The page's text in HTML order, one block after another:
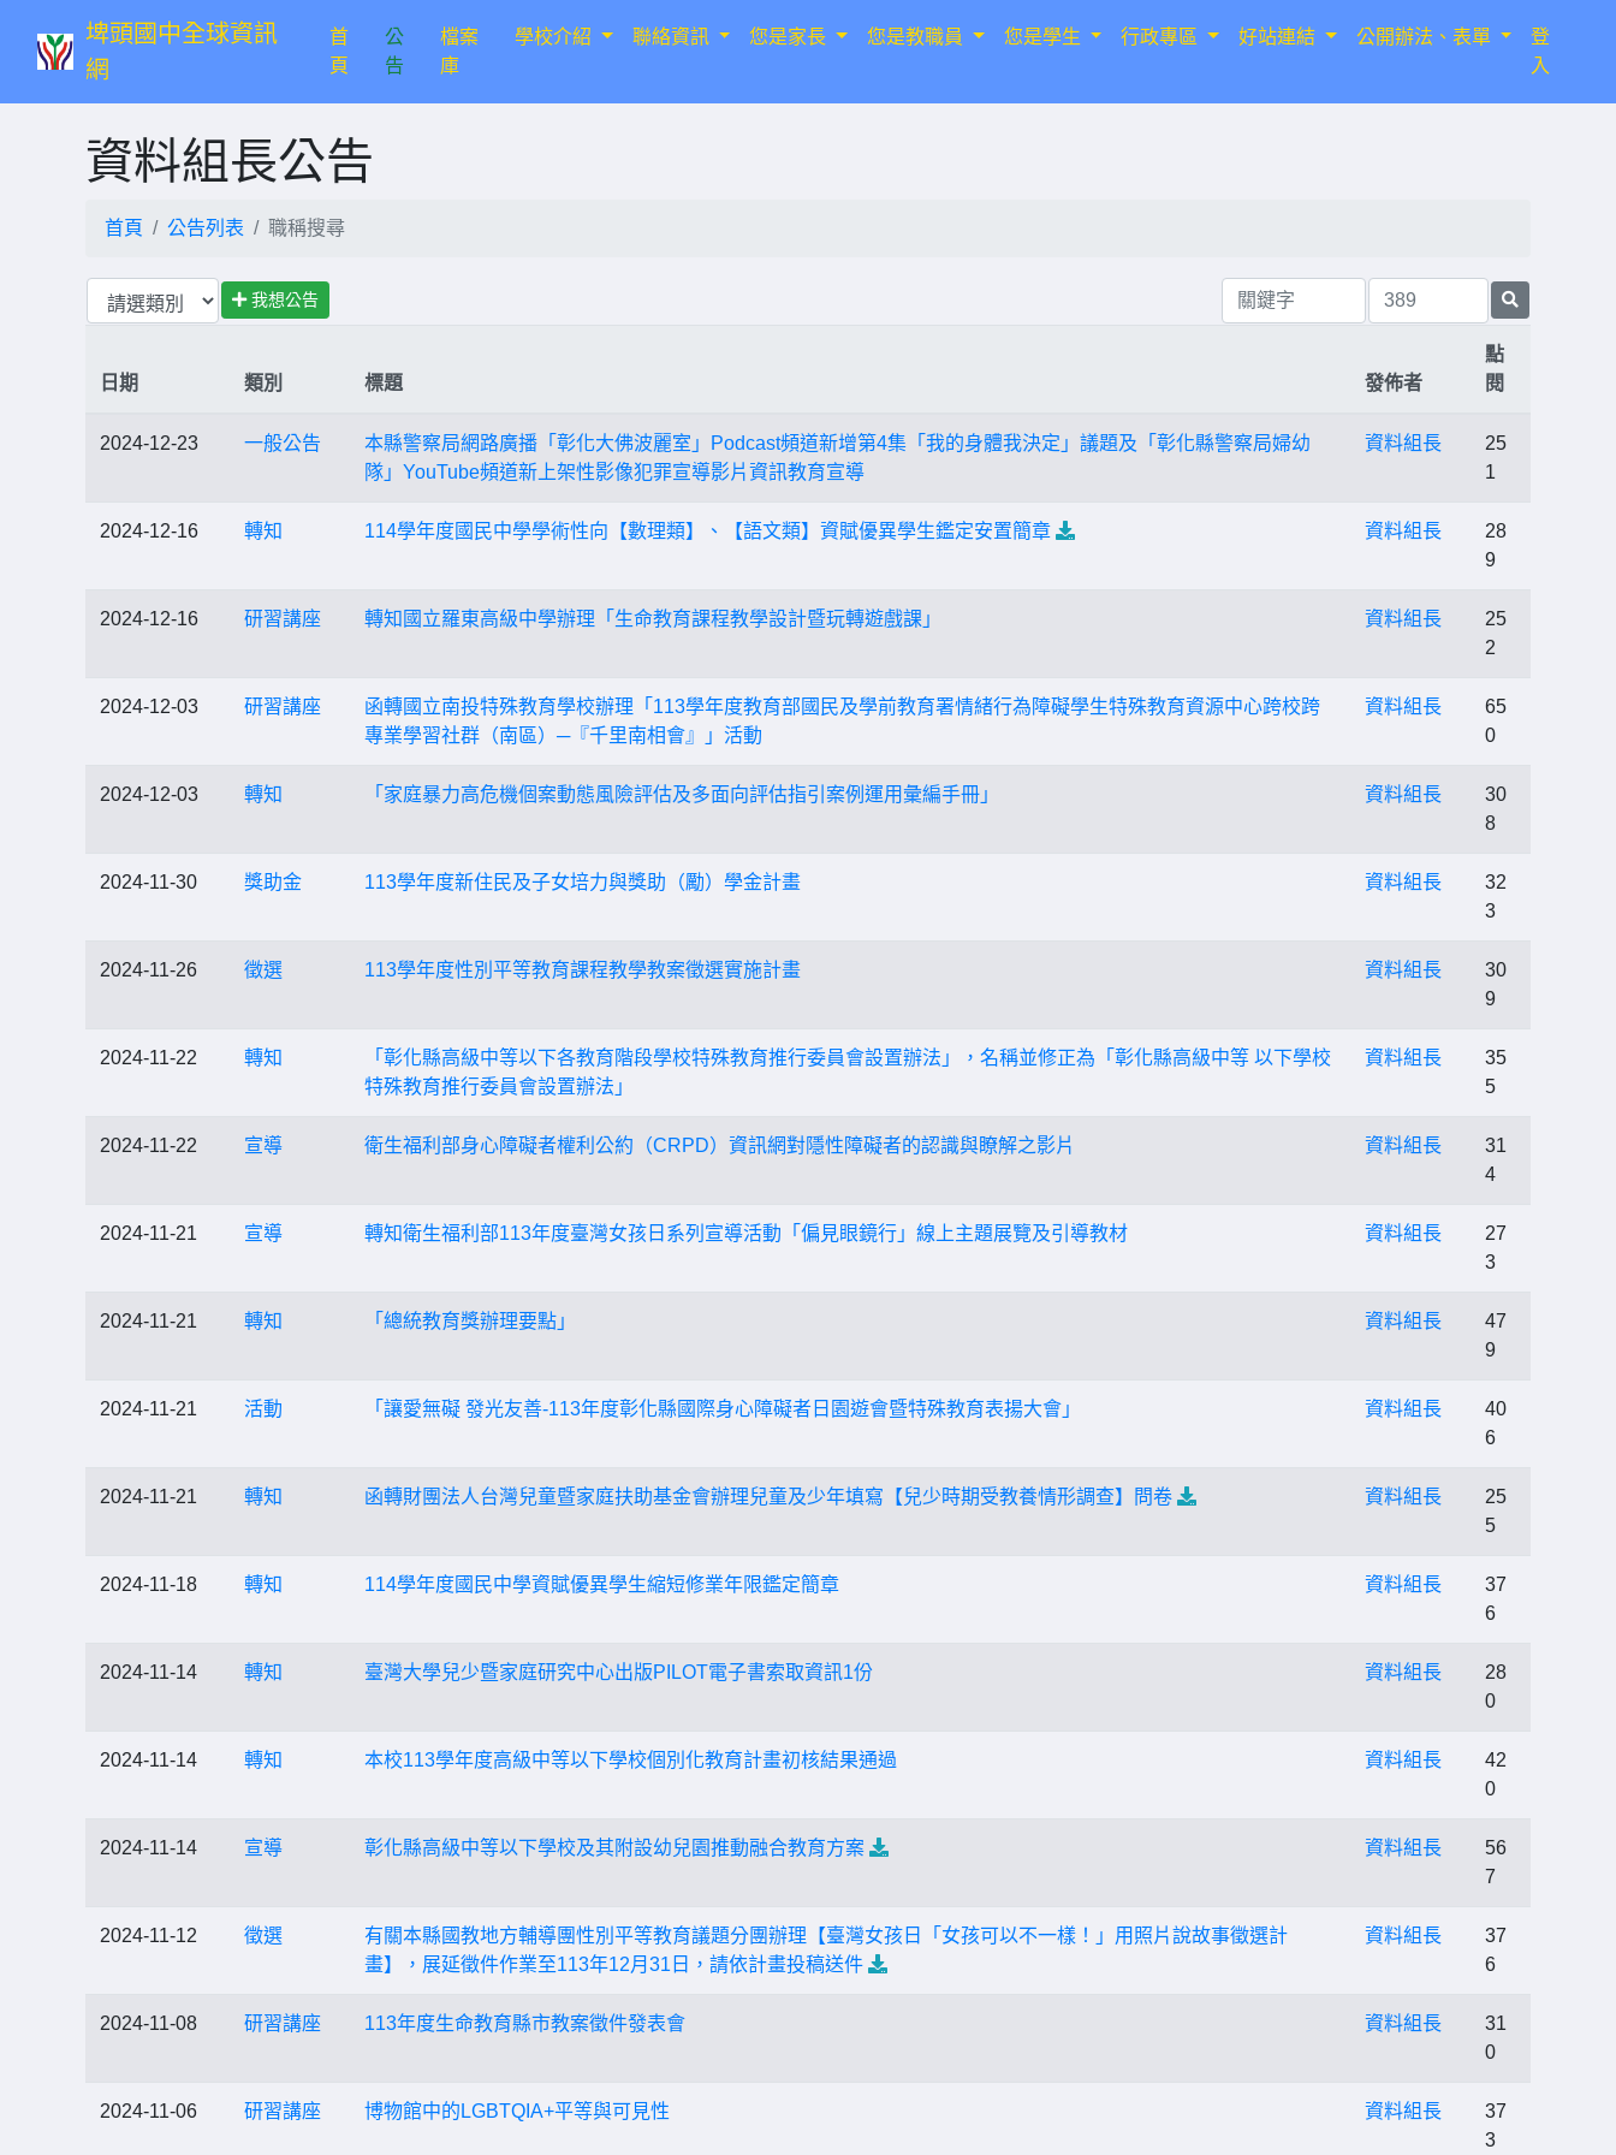
埤頭國中全球資訊
網
首
頁(current)
公
告
檔案
庫
學校介紹 聯絡資訊 您是家長 您是教職員 您是學生 行政專區 好站連結 公開辦法、表單
登
入
資料組長公告
首頁 公告列表 職稱搜尋
我想公告
日期 類別 標題 發佈者
點
閱
2024-12-23 一般公告
本縣警察局網路廣播「彰化大佛波麗室」Podcast頻道新增第4集「我的身體我決定」議題及「彰化縣警察局婦幼
隊」YouTube頻道新上架性影像犯罪宣導影片資訊教育宣導
資料組長
25
1
2024-12-16 轉知 114學年度國民中學學術性向【數理類】、【語文類】資賦優異學生鑑定安置簡章 資料組長
28
9
2024-12-16 研習講座 轉知國立羅東高級中學辦理「生命教育課程教學設計暨玩轉遊戲課」 資料組長
25
2
2024-12-03 研習講座
函轉國立南投特殊教育學校辦理「113學年度教育部國民及學前教育署情緒行為障礙學生特殊教育資源中心跨校跨
專業學習社群（南區）─『千里南相會』」活動
資料組長
65
0
2024-12-03 轉知 「家庭暴力高危機個案動態風險評估及多面向評估指引案例運用彙編手冊」 資料組長
30
8
2024-11-30 獎助金 113學年度新住民及子女培力與獎助（勵）學金計畫 資料組長
32
3
2024-11-26 徵選 113學年度性別平等教育課程教學教案徵選實施計畫 資料組長
30
9
2024-11-22 轉知
「彰化縣高級中等以下各教育階段學校特殊教育推行委員會設置辦法」，名稱並修正為「彰化縣高級中等 以下學校
特殊教育推行委員會設置辦法」
資料組長
35
5
2024-11-22 宣導 衛生福利部身心障礙者權利公約（CRPD）資訊網對隱性障礙者的認識與瞭解之影片 資料組長
31
4
2024-11-21 宣導 轉知衛生福利部113年度臺灣女孩日系列宣導活動「偏見眼鏡行」線上主題展覽及引導教材 資料組長
27
3
2024-11-21 轉知 「總統教育獎辦理要點」 資料組長
47
9
2024-11-21 活動 「讓愛無礙 發光友善-113年度彰化縣國際身心障礙者日園遊會暨特殊教育表揚大會」 資料組長
40
6
2024-11-21 轉知 函轉財團法人台灣兒童暨家庭扶助基金會辦理兒童及少年填寫【兒少時期受教養情形調查】問卷 資料組長
25
5
2024-11-18 轉知 114學年度國民中學資賦優異學生縮短修業年限鑑定簡章 資料組長
37
6
2024-11-14 轉知 臺灣大學兒少暨家庭研究中心出版PILOT電子書索取資訊1份 資料組長
28
0
2024-11-14 轉知 本校113學年度高級中等以下學校個別化教育計畫初核結果通過 資料組長
42
0
2024-11-14 宣導 彰化縣高級中等以下學校及其附設幼兒園推動融合教育方案 資料組長
56
7
2024-11-12 徵選
有關本縣國教地方輔導團性別平等教育議題分團辦理【臺灣女孩日「女孩可以不一樣！」用照片說故事徵選計
畫】，展延徵件作業至113年12月31日，請依計畫投稿送件
資料組長
37
6
2024-11-08 研習講座 113年度生命教育縣市教案徵件發表會 資料組長
31
0
2024-11-06 研習講座 博物館中的LGBTQIA+平等與可見性 資料組長
37
3